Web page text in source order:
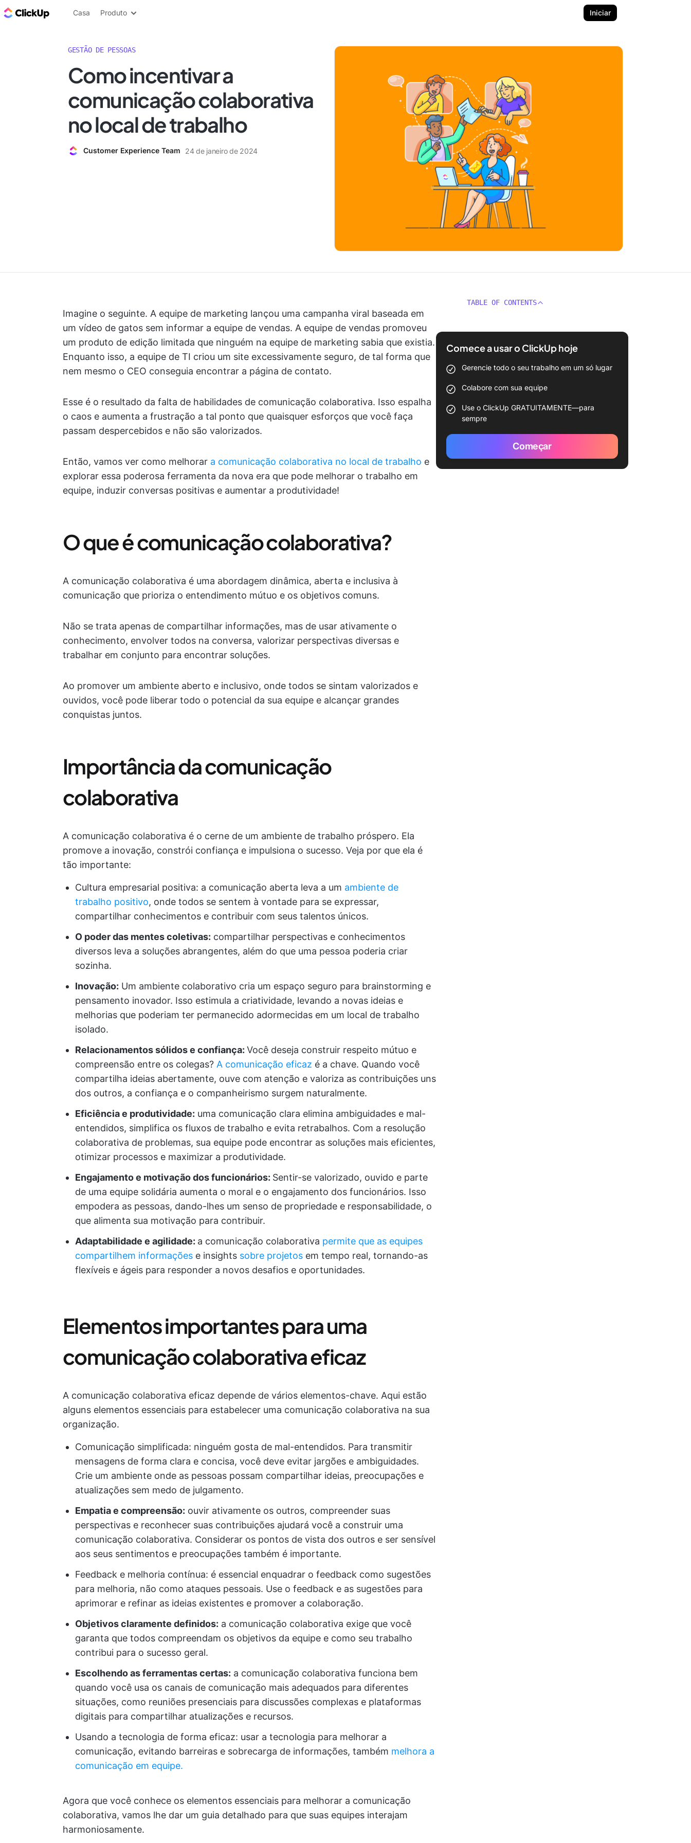
ClickUp Blogue
Casa Produto Iniciar
GESTÃO DE PESSOAS
Como incentivar a
comunicação colaborativa
no local de trabalho
Customer Experience Team 24 de janeiro de 2024
Imagine o seguinte. A equipe de marketing lançou uma campanha viral baseada em
um vídeo de gatos sem informar a equipe de vendas. A equipe de vendas promoveu
um produto de edição limitada que ninguém na equipe de marketing sabia que existia.
Enquanto isso, a equipe de TI criou um site excessivamente seguro, de tal forma que
nem mesmo o CEO conseguia encontrar a página de contato.
Esse é o resultado da falta de habilidades de comunicação colaborativa. Isso espalha
o caos e aumenta a frustração a tal ponto que quaisquer esforços que você faça
passam despercebidos e não são valorizados.
Então, vamos ver como melhorar a comunicação colaborativa no local de trabalho e
explorar essa poderosa ferramenta da nova era que pode melhorar o trabalho em
equipe, induzir conversas positivas e aumentar a produtividade!
O que é comunicação colaborativa?
A comunicação colaborativa é uma abordagem dinâmica, aberta e inclusiva à
comunicação que prioriza o entendimento mútuo e os objetivos comuns.
Não se trata apenas de compartilhar informações, mas de usar ativamente o
conhecimento, envolver todos na conversa, valorizar perspectivas diversas e
trabalhar em conjunto para encontrar soluções.
Ao promover um ambiente aberto e inclusivo, onde todos se sintam valorizados e
ouvidos, você pode liberar todo o potencial da sua equipe e alcançar grandes
conquistas juntos.
Importância da comunicação
colaborativa
A comunicação colaborativa é o cerne de um ambiente de trabalho próspero. Ela
promove a inovação, constrói confiança e impulsiona o sucesso. Veja por que ela é
tão importante:
Cultura empresarial positiva: a comunicação aberta leva a um ambiente de
trabalho positivo, onde todos se sentem à vontade para se expressar,
compartilhar conhecimentos e contribuir com seus talentos únicos.
O poder das mentes coletivas: compartilhar perspectivas e conhecimentos
diversos leva a soluções abrangentes, além do que uma pessoa poderia criar
sozinha.
Inovação: Um ambiente colaborativo cria um espaço seguro para brainstorming e
pensamento inovador. Isso estimula a criatividade, levando a novas ideias e
melhorias que poderiam ter permanecido adormecidas em um local de trabalho
isolado.
Relacionamentos sólidos e confiança: Você deseja construir respeito mútuo e
compreensão entre os colegas? A comunicação eficaz é a chave. Quando você
compartilha ideias abertamente, ouve com atenção e valoriza as contribuições uns
dos outros, a confiança e o companheirismo surgem naturalmente.
Eficiência e produtividade: uma comunicação clara elimina ambiguidades e mal-
entendidos, simplifica os fluxos de trabalho e evita retrabalhos. Com a resolução
colaborativa de problemas, sua equipe pode encontrar as soluções mais eficientes,
otimizar processos e maximizar a produtividade.
Engajamento e motivação dos funcionários: Sentir-se valorizado, ouvido e parte
de uma equipe solidária aumenta o moral e o engajamento dos funcionários. Isso
empodera as pessoas, dando-lhes um senso de propriedade e responsabilidade, o
que alimenta sua motivação para contribuir.
Adaptabilidade e agilidade: a comunicação colaborativa permite que as equipes
compartilhem informações e insights sobre projetos em tempo real, tornando-as
flexíveis e ágeis para responder a novos desafios e oportunidades.
Elementos importantes para uma
comunicação colaborativa eficaz
A comunicação colaborativa eficaz depende de vários elementos-chave. Aqui estão
alguns elementos essenciais para estabelecer uma comunicação colaborativa na sua
organização.
Comunicação simplificada: ninguém gosta de mal-entendidos. Para transmitir
mensagens de forma clara e concisa, você deve evitar jargões e ambiguidades.
Crie um ambiente onde as pessoas possam compartilhar ideias, preocupações e
atualizações sem medo de julgamento.
Empatia e compreensão: ouvir ativamente os outros, compreender suas
perspectivas e reconhecer suas contribuições ajudará você a construir uma
comunicação colaborativa. Considerar os pontos de vista dos outros e ser sensível
aos seus sentimentos e preocupações também é importante.
Feedback e melhoria contínua: é essencial enquadrar o feedback como sugestões
para melhoria, não como ataques pessoais. Use o feedback e as sugestões para
aprimorar e refinar as ideias existentes e promover a colaboração.
Objetivos claramente definidos: a comunicação colaborativa exige que você
garanta que todos compreendam os objetivos da equipe e como seu trabalho
contribui para o sucesso geral.
Escolhendo as ferramentas certas: a comunicação colaborativa funciona bem
quando você usa os canais de comunicação mais adequados para diferentes
situações, como reuniões presenciais para discussões complexas e plataformas
digitais para compartilhar atualizações e recursos.
Usando a tecnologia de forma eficaz: usar a tecnologia para melhorar a
comunicação, evitando barreiras e sobrecarga de informações, também melhora a
comunicação em equipe.
Agora que você conhece os elementos essenciais para melhorar a comunicação
colaborativa, vamos lhe dar um guia detalhado para que suas equipes interajam
harmoniosamente.
TABLE OF CONTENTS
Comece a usar o ClickUp hoje
Gerencie todo o seu trabalho em um só lugar
Colabore com sua equipe
Use o ClickUp GRATUITAMENTE—para
sempre
Começar